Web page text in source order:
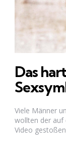
Das
Viele Männer
wollten der auf
Video